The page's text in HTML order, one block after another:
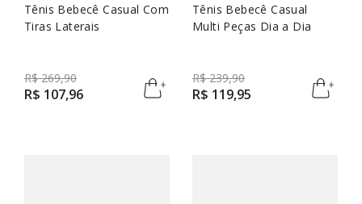
Tênis Bebecê Casual Com
Tiras Laterais
R$ 269,90
R$ 107,96
Tênis Bebecê Casual
Multi Peças Dia a Dia
R$ 239,90
R$ 119,95